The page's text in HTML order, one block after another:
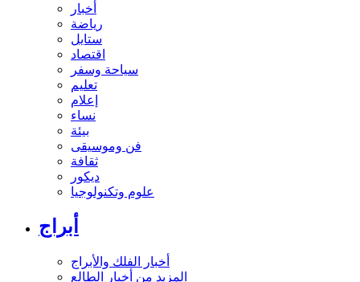
أخبار
رياضة
ستايل
اقتصاد
سياحة وسفر
تعليم
إعلام
نساء
بيئة
فن وموسيقى
ثقافة
ديكور
علوم وتكنولوجيا
أبراج
أخبار الفلك والأبراج
المزيد من أخبار الطالع